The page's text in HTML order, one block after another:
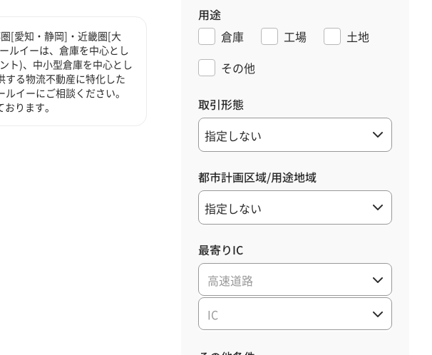
[愛知・静岡]・近畿圏[大
ルイーは、倉庫を中心とし
ト)、中小型倉庫を中心とし
する物流不動産に特化した
イーにご相談ください。
ります。
用途
倉庫
工場
土地
その他
取引形態
都市計画区域/用途地域
最寄りIC
高速道路
IC